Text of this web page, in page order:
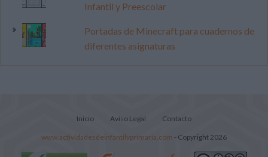
Infantil y Preescolar
Portadas de Minecraft para cuadernos de
diferentes asignaturas
Inicio Aviso Legal Contacto
www.actividadesdeinfantilyprimaria.com - Copyright 2026